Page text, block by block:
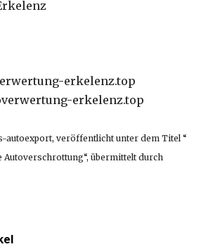
erkelenz.top
erkelenz.top
autoexport, veröffentlicht unter dem Titel “
Autoverschrottung“, übermittelt durch